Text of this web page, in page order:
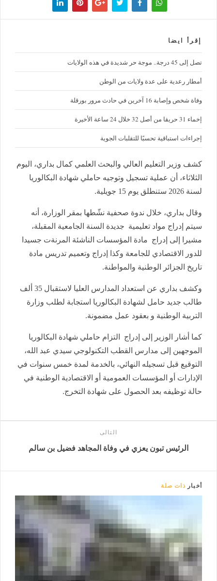
إقرأ ايضا
تصل إلى 45 درجة.. موجة حر شديدة في هذه الولايات
أمطار رعدية على عدة ولايات من الوطن
وفاة شخص وإصابة 16 آخرين في حادث مرور بورقلة
إخماء 31 حريقا من أصل 32 خلال 24 ساعة الأخيرة
إجراءات استباقية تحسبًا للتقلبات الجوية
كشف وزير التعليم العالي والبحث العلمي كمال بداري، اليوم
الثلاثاء، أن عملية تسجيل وتوجيه حاملي شهادة البكالوريا
لسنة 2026 ستنطلق يوم 15 جويلية.
وقال بداري، خلال ندوة صحفية نشّطها بمقر الوزارة، أنه
سيتم إدراج مواد تعليمية جديدة السنة الجامعية المقبلة،
مشيرا إلى إدراج مادة المؤسسات الناشئة المرنةت جسيدا
للدور الاقتصادي للجامعة وكذا إدراج وتعميم تدريس مادة
تاريخ الجزائر الوطنية والمواطنة.
وكشف بداري عن استعداد المدارس العليا لاستقبال 35 ألف
طالب جديد حامل لشهادة البكالوريا استجابة لطلب وزارة
التربية الوطنية و بعقود عمل مضمونة.
كما أشار الوزير إلى إدراج التزام حاملي شهادة البكالوريا
الموجهين إلى مدارس القطب التكنولوجي سيدي عبد الله،
التوقيع قبل تسجيله النهائي، بالخدمة لمدة خمس سنوات في
الإدارات أو المؤسسات العمومية أو الاقتصادية الوطنية في
حالة توظيفه بعد الحصول على شهادة التخرج.
التالى
الرئيس تبون يعزي في وفاة المجاهد فضيل بن سالم
أخبار ذات صلة